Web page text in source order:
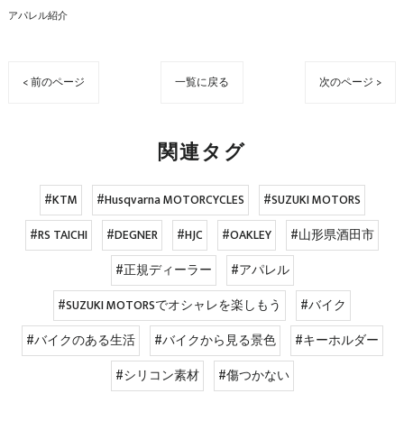
アパレル紹介
< 前のページ 一覧に戻る 次のページ >
関連タグ
#KTM #Husqvarna MOTORCYCLES
#SUZUKI MOTORS
#RS TAICHI
#DEGNER #HJC #OAKLEY
#山形県酒田市
#正規ディーラー
#アパレル
#SUZUKI MOTORSでオシャレを楽しもう
#バイク
#バイクのある生活
#バイクから見る景色
#キーホルダー
#シリコン素材
#傷つかない